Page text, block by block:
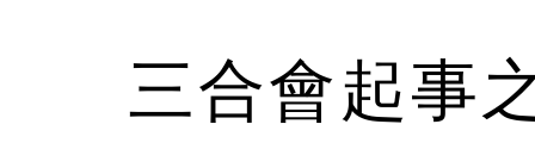
三合會起事